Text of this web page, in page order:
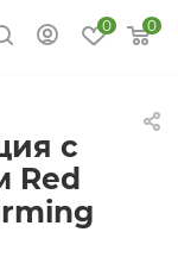
0 0
с
Red